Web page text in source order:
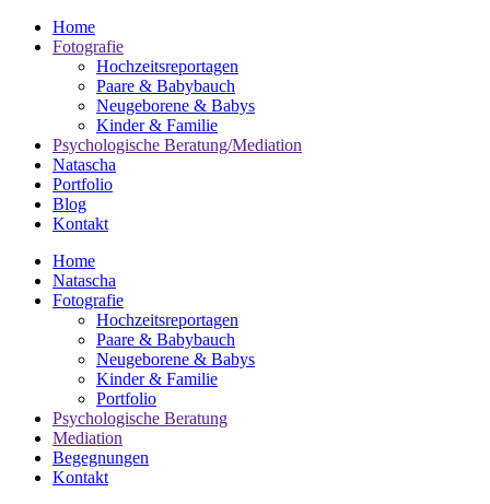
Home
Fotografie
Hochzeitsreportagen
Paare & Babybauch
Neugeborene & Babys
Kinder & Familie
Psychologische Beratung/Mediation
Natascha
Portfolio
Blog
Kontakt
Home
Natascha
Fotografie
Hochzeitsreportagen
Paare & Babybauch
Neugeborene & Babys
Kinder & Familie
Portfolio
Psychologische Beratung
Mediation
Begegnungen
Kontakt